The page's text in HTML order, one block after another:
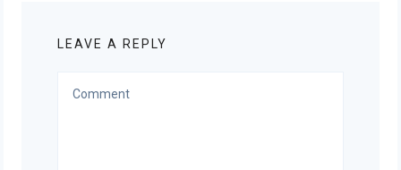
LEAVE A REPLY